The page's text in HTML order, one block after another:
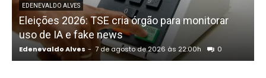
EDENEVALDO ALVES
Eleições 2026: TSE cria órgão para monitorar
uso de IA e fake news
Edenevaldo Alves - 7 de agosto de 2026 às 22:00h 0